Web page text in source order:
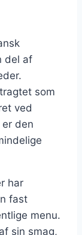
del af
som
ved
den
har
fast
menu.
sin smag,